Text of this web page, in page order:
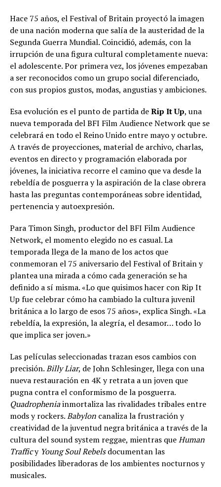
Hace 75 años, el Festival of Britain proyectó la imagen
de una nación moderna que salía de la austeridad de la
Segunda Guerra Mundial. Coincidió, además, con la
irrupción de una figura cultural completamente nueva:
el adolescente. Por primera vez, los jóvenes empezaban
a ser reconocidos como un grupo social diferenciado,
con sus propios gustos, modas, angustias y ambiciones.
Esa evolución es el punto de partida deRip It Up, una
nueva temporada del BFI Film Audience Network que se
celebrará en todo el Reino Unido entre mayo y octubre.
A través de proyecciones, material de archivo, charlas,
eventos en directo y programación elaborada por
jóvenes, la iniciativa recorre el camino que va desde la
rebeldía de posguerra y la aspiración de la clase obrera
hasta las preguntas contemporáneas sobre identidad,
pertenencia y autoexpresión.
Para Timon Singh, productor del BFI Film Audience
Network, el momento elegido no es casual. La
temporada llega de la mano de los actos que
conmemoran el 75 aniversario del Festival of Britain y
plantea una mirada a cómo cada generación se ha
definido a sí misma. «Lo que quisimos hacer con Rip It
Up fue celebrar cómo ha cambiado la cultura juvenil
británica a lo largo de esos 75 años», explica Singh. «La
rebeldía, la expresión, la alegría, el desamor… todo lo
que implica ser joven.»
Las películas seleccionadas trazan esos cambios con
precisión.Billy Liar, de John Schlesinger, llega con una
nueva restauración en 4K y retrata a un joven que
pugna contra el conformismo de la posguerra.
Quadropheniainmortaliza las rivalidades tribales entre
mods y rockers.Babylon canaliza la frustración y
creatividad de la juventud negra británica a través de la
cultura del sound system reggae, mientras queHuman
Trafficy Young Soul Rebelsdocumentan las
posibilidades liberadoras de los ambientes nocturnos y
musicales.